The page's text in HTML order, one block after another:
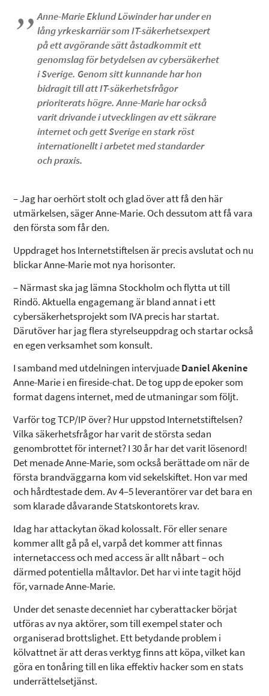
Anne-Marie Eklund Löwinder har under en
lång yrkeskarriär som IT-säkerhetsexpert
på ett avgörande sätt åstadkommit ett
genomslag för betydelsen av cybersäkerhet
i Sverige. Genom sitt kunnande har hon
bidragit till att IT-säkerhetsfrågor
prioriterats högre. Anne-Marie har också
varit drivande i utvecklingen av ett säkrare
internet och gett Sverige en stark röst
internationellt i arbetet med standarder
och praxis.
– Jag har oerhört stolt och glad över att få den här
utmärkelsen, säger Anne-Marie. Och dessutom att få vara
den första som får den.
Uppdraget hos Internetstiftelsen är precis avslutat och nu
blickar Anne-Marie mot nya horisonter.
– Närmast ska jag lämna Stockholm och flytta ut till
Rindö. Aktuella engagemang är bland annat i ett
cybersäkerhetsprojekt som IVA precis har startat.
Därutöver har jag flera styrelseuppdrag och startar också
en egen verksamhet som konsult.
I samband med utdelningen intervjuadeDaniel Akenine
Anne-Marie i en fireside-chat. De tog upp de epoker som
format dagens internet, med de utmaningar som följt.
Varför tog TCP/IP över? Hur uppstod Internetstiftelsen?
Vilka säkerhetsfrågor har varit de största sedan
genombrottet för internet? I 30 år har det varit lösenord!
Det menade Anne-Marie, som också berättade om när de
första brandväggarna kom vid sekelskiftet. Hon var med
och hårdtestade dem. Av 4–5 leverantörer var det bara en
som klarade dåvarande Statskontorets krav.
Idag har attackytan ökad kolossalt. För eller senare
kommer allt gå på el, varpå det kommer att finnas
internetaccess och med access är allt nåbart – och
därmed potentiella måltavlor. Det har vi inte tagit höjd
för, varnade Anne-Marie.
Under det senaste decenniet har cyberattacker börjat
utföras av nya aktörer, som till exempel stater och
organiserad brottslighet. Ett betydande problem i
kölvattnet är att deras verktyg finns att köpa, vilket kan
göra en tonåring till en lika effektiv hacker som en stats
underrättelsetjänst.